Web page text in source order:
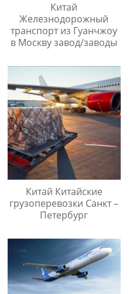
Китай
Железнодорожный
транспорт из Гуанчжоу
в Москву завод/заводы
Китай Китайские
грузоперевозки Санкт –
Петербург